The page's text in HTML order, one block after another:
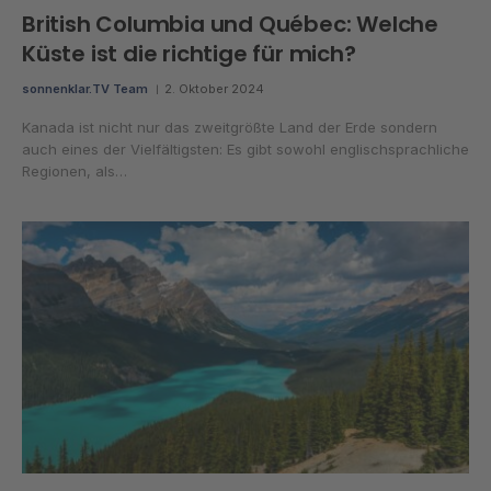
British Columbia und Québec: Welche
Küste ist die richtige für mich?
sonnenklar.TV Team 2. Oktober 2024
Kanada ist nicht nur das zweitgrößte Land der Erde sondern
auch eines der Vielfältigsten: Es gibt sowohl englischsprachliche
Regionen, als…